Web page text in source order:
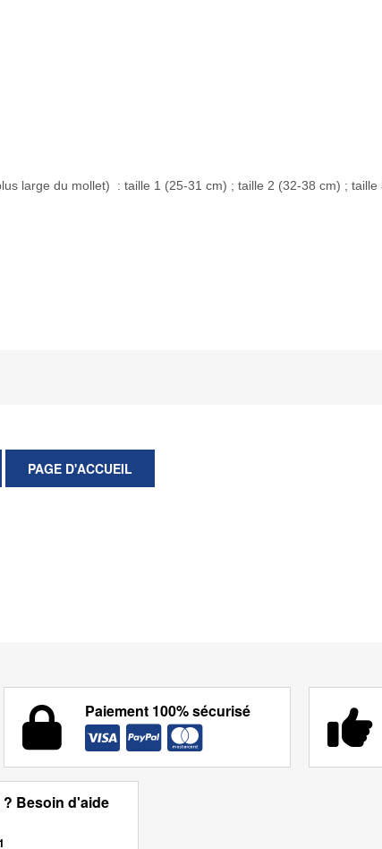
large du mollet) : taille 1 (25-31 cm) ; taille 2 (32-38 cm) ;
Paiement 100% sécurisé
Besoin d'aide